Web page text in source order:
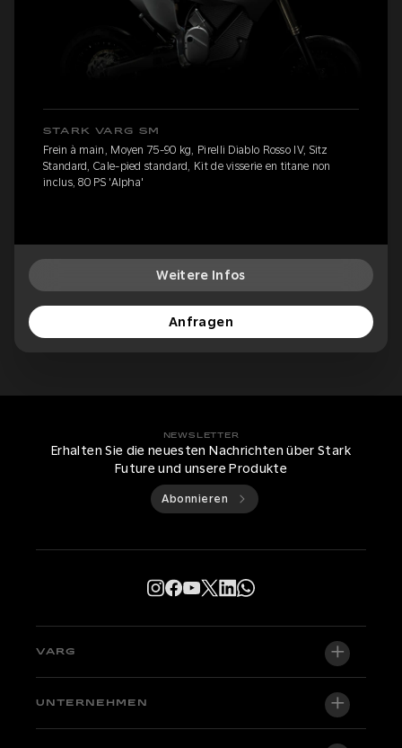
STARK VARG SM
Frein à main, Moyen 75-90 kg, Pirelli Diablo Rosso IV, Sitz
Standard, Cale-pied standard, Kit de visserie en titane non
inclus, 80 PS 'Alpha'
Weitere Infos
Anfragen
NEWSLETTER
Erhalten Sie die neuesten Nachrichten über Stark
Future und unsere Produkte
Abonnieren
VARG
VARG EX
UNTERNEHMEN